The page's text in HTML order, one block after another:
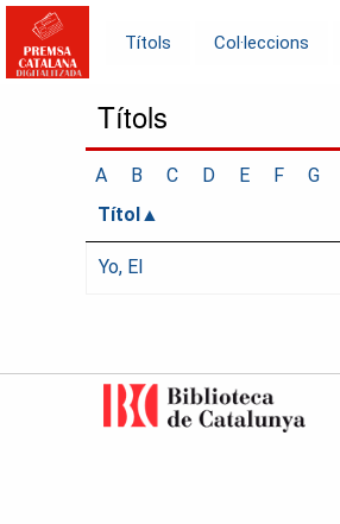
Títols Col·leccions
Títols
A B C D E F G
Títol
Yo, El